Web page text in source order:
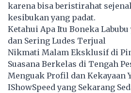
karena bisa beristirahat
kesibukan yang padat.
Ketahui Apa Itu Boneka
dan Sering Ludes Terjual
Nikmati Malam Eksklusif di
Suasana Berkelas di Tengah
Menguak Profil dan Kekayaan
IShowSpeed yang Sekarang